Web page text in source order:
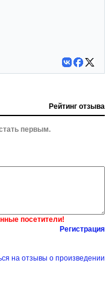
Рейтинг отзыва
первым.
посетители!
Регистрация
на отзывы о произведении